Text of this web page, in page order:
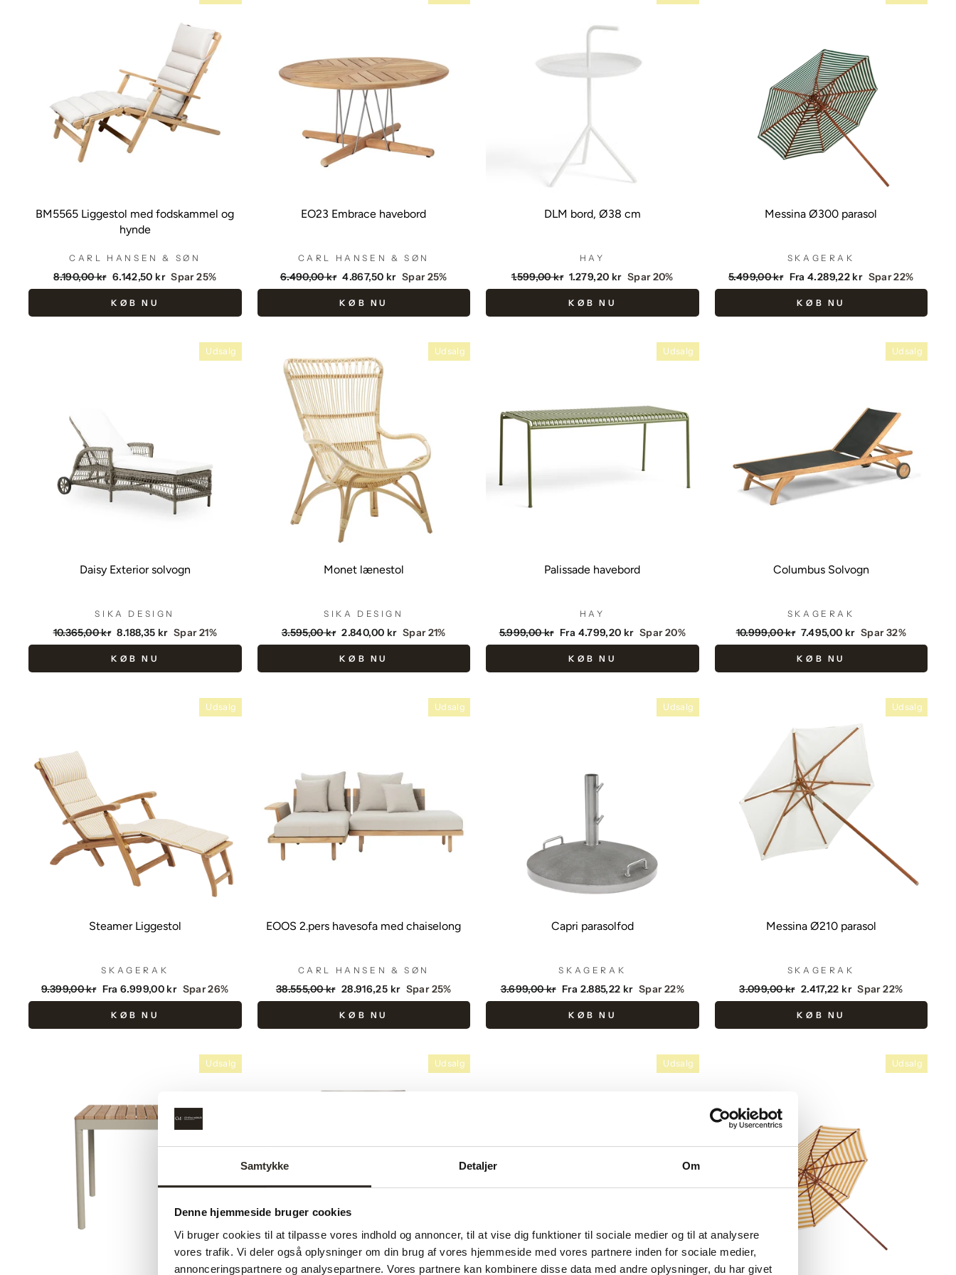
Samtykke Detaljer Om
Denne hjemmeside bruger cookies
Vi bruger cookies til at tilpasse vores indhold og annoncer, til at vise dig funktioner til sociale medier og til at analysere
vores trafik. Vi deler også oplysninger om din brug af vores hjemmeside med vores partnere inden for sociale medier,
annonceringspartnere og analysepartnere. Vores partnere kan kombinere disse data med andre oplysninger, du har givet
BM5565 Liggestol med fodskammel og
hynde
CARL HANSEN & SØN
Vejlendende
pris
8.190,00 kr Udsalgspris
6.142,50 kr Spar 25%
KØB NU
EO23 Embrace havebord
CARL HANSEN & SØN
Vejlendende
pris
6.490,00 kr Udsalgspris
4.867,50 kr Spar 25%
KØB NU
DLM bord, Ø38 cm
HAY
Vejlendende
pris
1.599,00 kr Udsalgspris
1.279,20 kr Spar 20%
KØB NU
Messina Ø300 parasol
SKAGERAK
Vejlendende
pris
5.499,00 kr Udsalgspris
Fra 4.289,22 kr Spar 22%
KØB NU
Udsalg
Daisy Exterior solvogn
SIKA DESIGN
Vejlendende
pris
10.365,00 kr Udsalgspris
8.188,35 kr Spar 21%
KØB NU
Udsalg
Monet lænestol
SIKA DESIGN
Vejlendende
pris
3.595,00 kr Udsalgspris
2.840,00 kr Spar 21%
KØB NU
Udsalg
Palissade havebord
HAY
Vejlendende
pris
5.999,00 kr Udsalgspris
Fra 4.799,20 kr Spar 20%
KØB NU
Udsalg
Columbus Solvogn
SKAGERAK
Vejlendende
pris
10.999,00 kr Udsalgspris
7.495,00 kr Spar 32%
KØB NU
Udsalg
Steamer Liggestol
SKAGERAK
Vejlendende
pris
9.399,00 kr Udsalgspris
Fra 6.999,00 kr Spar 26%
KØB NU
Udsalg
EOOS 2.pers havesofa med chaiselong
CARL HANSEN & SØN
Vejlendende
pris
38.555,00 kr Udsalgspris
28.916,25 kr Spar 25%
KØB NU
Udsalg
Capri parasolfod
SKAGERAK
Vejlendende
pris
3.699,00 kr Udsalgspris
Fra 2.885,22 kr Spar 22%
KØB NU
Udsalg
Messina Ø210 parasol
SKAGERAK
Vejlendende
pris
3.099,00 kr Udsalgspris
2.417,22 kr Spar 22%
KØB NU
Udsalg Udsalg Udsalg Udsalg